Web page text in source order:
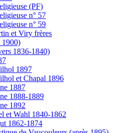
(PF)
n° 57
n° 59
et Viry frères
1900)
1836-1840)
1897
et Chapal 1896
1887
1888-1889
1892
et Wahl 1840-1862
1862-1874